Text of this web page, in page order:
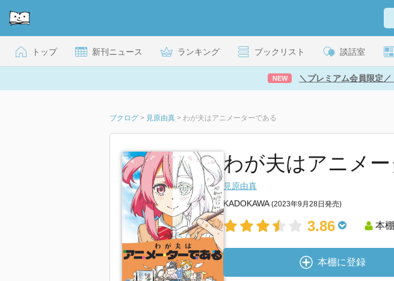
トップ 新刊ニュース ランキング ブックリスト 談話室
NEW ＼プレミアム会員限定
ブクログ > 見原由真 > わが夫はアニメーターである
わが夫はアニメ
見原由真
KADOKAWA(2023年9月28日発売)
3.86 本
本棚に登録